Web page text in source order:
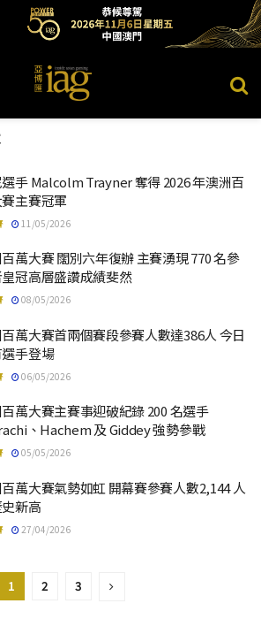
手 Malcolm Trayner 奪得 2026 年澳洲百
主賽冠軍
11/05/2026
萬大賽 闊別六年復辦 主賽湧現 770 名參
冠高層盛讚成績斐然
08/05/2026
萬大賽首兩個賽段參賽人數達386人 今日
手登場
06/05/2026
萬大賽主賽事迎破紀錄 200 名選手
、Hachem 及 Giddey 強勢參戰
05/05/2026
萬大賽氣勢如虹 開幕賽參賽人數2,144 人
新高
27/04/2026
1 2 3